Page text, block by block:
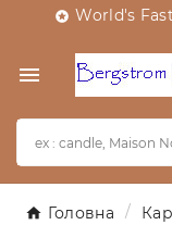
 World's

Головна